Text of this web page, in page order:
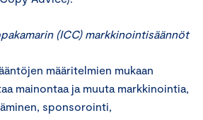
(ICC) markkinointisäännöt
määritelmien mukaan
mainontaa ja muuta markkinointia,
sponsorointi,